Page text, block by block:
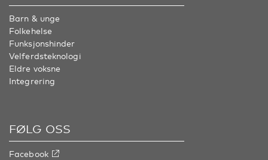
Barn & unge
Folkehelse
Funksjonshinder
Velferdsteknologi
Eldre voksne
Integrering
FØLG OSS
Facebook